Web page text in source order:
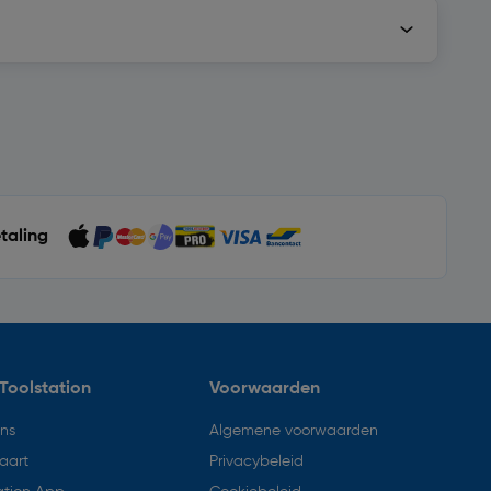
Voorwaarden
Algemene voorwaarden
Privacybeleid